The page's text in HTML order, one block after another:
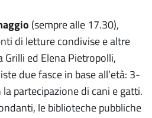
(sempre alle 17.30),
di letture condivise e altre
ed Elena Pietropolli,
due fasce in base all’età: 3-
partecipazione di cani e gatti.
le biblioteche pubbliche